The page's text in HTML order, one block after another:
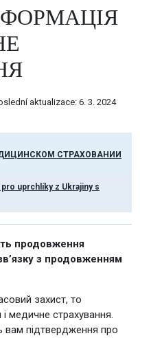
aktualizace: 6. 3. 2024
СТРАХОВАНИИ
uprchlíky z Ukrajiny s
продовження
з продовженням
захист, то
медичне страхування.
вам підтвердження про